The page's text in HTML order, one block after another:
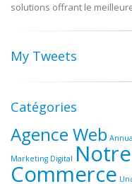
solutions offrant le
My Tweets
Catégories
Agence Web
Marketing Digital
Commerce